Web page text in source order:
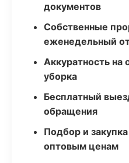
документов
Собственные
еженедельный
Аккуратность на
уборка
Бесплатный
обращения
Подбор и
оптовым ценам